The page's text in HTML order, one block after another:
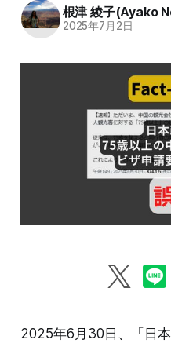
根津 綾子(Ayako
2025年7月2日
2025年6月30日、「日